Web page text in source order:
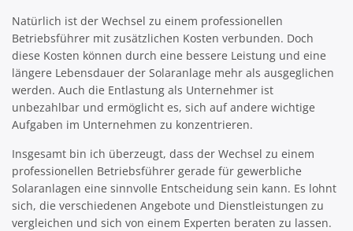
Natürlich ist der Wechsel zu einem professionellen
Betriebsführer mit zusätzlichen Kosten verbunden. Doch
diese Kosten können durch eine bessere Leistung und eine
längere Lebensdauer der Solaranlage mehr als ausgeglichen
werden. Auch die Entlastung als Unternehmer ist
unbezahlbar und ermöglicht es, sich auf andere wichtige
Aufgaben im Unternehmen zu konzentrieren.
Insgesamt bin ich überzeugt, dass der Wechsel zu einem
professionellen Betriebsführer gerade für gewerbliche
Solaranlagen eine sinnvolle Entscheidung sein kann. Es lohnt
sich, die verschiedenen Angebote und Dienstleistungen zu
vergleichen und sich von einem Experten beraten zu lassen.